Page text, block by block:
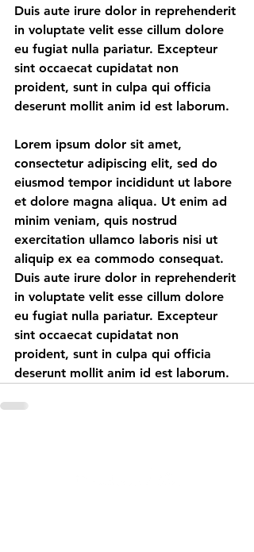
Duis aute irure dolor in reprehenderit
in voluptate velit esse cillum dolore
eu fugiat nulla pariatur. Excepteur
sint occaecat cupidatat non
proident, sunt in culpa qui officia
deserunt mollit anim id est laborum.
Lorem ipsum dolor sit amet,
consectetur adipiscing elit, sed do
eiusmod tempor incididunt ut labore
et dolore magna aliqua. Ut enim ad
minim veniam, quis nostrud
exercitation ullamco laboris nisi ut
aliquip ex ea commodo consequat.
Duis aute irure dolor in reprehenderit
in voluptate velit esse cillum dolore
eu fugiat nulla pariatur. Excepteur
sint occaecat cupidatat non
proident, sunt in culpa qui officia
deserunt mollit anim id est laborum.